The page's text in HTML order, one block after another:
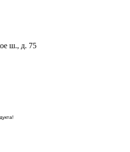
ш., д. 75